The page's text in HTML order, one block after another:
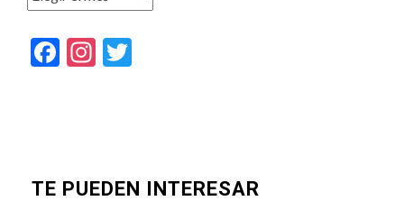
Facebook
Instagram
TE PUEDEN INTERESAR